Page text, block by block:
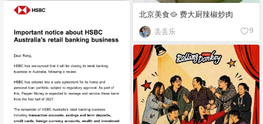
北京美食🥘 费大厨辣椒炒肉
丢丢乐 9